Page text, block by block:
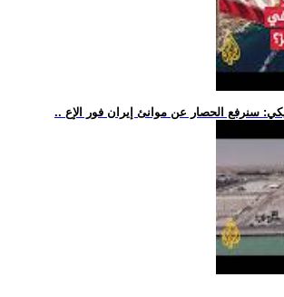
سنرفع الحصار عن موانئ إيران فور الإع